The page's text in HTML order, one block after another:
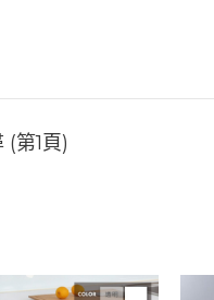
第1頁)